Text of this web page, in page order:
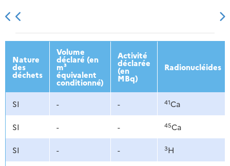
2013 2014 2015 2016
Nature
des
déchets
Volume
déclaré (en
m³
équivalent
conditionné)
Activité
déclarée
(en
MBq)
Radionucléides
SI - - 41Ca
SI - - 45Ca
SI - - 3H